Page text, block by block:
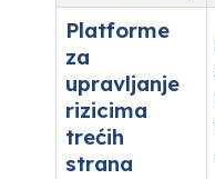
Platforme
za
upravljanje
rizicima
trećih
strana